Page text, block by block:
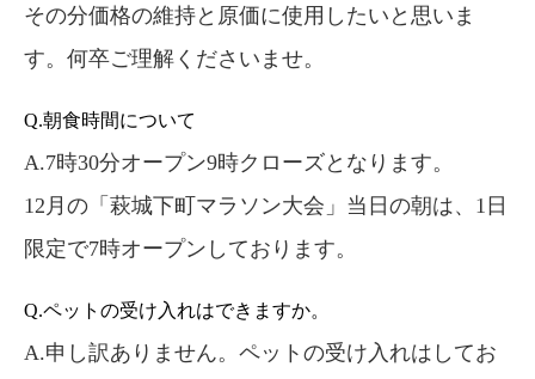
その分価格の維持と原価に使用したいと思いま
す。何卒ご理解くださいませ。
Q.朝食時間について
A.7時30分オープン9時クローズとなります。
12月の「萩城下町マラソン大会」当日の朝は、1日
限定で7時オープンしております。
Q.ペットの受け入れはできますか。
A.申し訳ありません。ペットの受け入れはしてお